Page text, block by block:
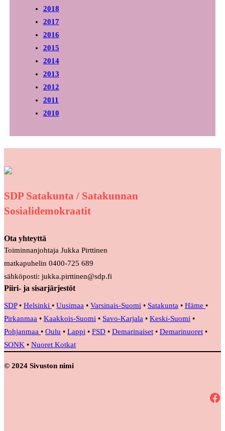
2018
2017
2016
2015
2014
2013
2012
2011
2010
SDP Satakunta / Satakunnan
Sosialidemokraatit
Ota yhteyttä
Toiminnanjohtaja Jukka Pirttinen
matkapuhelin 0400-725 689
sähköposti: jukka.pirttinen@sdp.fi
Piiri- ja sisarjärjestöt
SDP• Helsinki • Uusimaa • Varsinais-Suomi • Satakunta • Häme •
Pirkanmaa • Kaakkois-Suomi • Savo-Karjala • Keski-Suomi •
Pohjanmaa • Oulu • Lappi • FSD • Demarinaiset • Demarinuoret •
SONK • Nuoret Kotkat
© 2024 Sivuston nimi
Facebook